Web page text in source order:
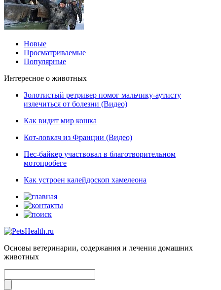
Новые
Просматриваемые
Популярные
Интересное о животных
Золотистый ретривер помог мальчику-аутисту
излечиться от болезни (Видео)
Как видит мир кошка
Кот-ловкач из Франции (Видео)
Пес-байкер участвовал в благотворительном
мотопробеге
Как устроен калейдоскоп хамелеона
Основы ветеринарии, содержания и лечения домашних
животных